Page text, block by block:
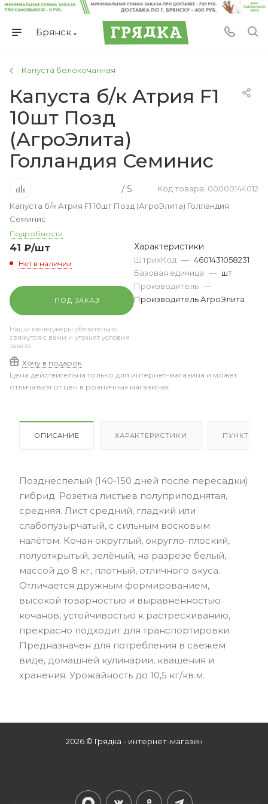
Брянск
Капуста белокочанная
Капуста б/к Атрия F1
10шт Позд
(АгроЭлита)
Голландия Семинис
/ 5
Код товара: 00000144012
Капуста б/к Атрия F1 10шт Позд (АгроЭлита) Голландия
Семинис
Подробности
41 ₽/шт
Нет в наличии
ПОД ЗАКАЗ
Наши менеджеры обязательно
свяжутся с вами и уточнят условия
заказа
Хочу в подарок
Характеристики
ШтрихКод — 4601431058231
Базовая единица — шт
Производитель —
Производитель АгроЭлита
Цена действительна только для интернет-магазина и может
отличаться от цен в розничных магазинах
ОПИСАНИЕ ХАРАКТЕРИСТИКИ ПУНКТЫ
Позднеспелый (140-150 дней после пересадки)
гибрид. Розетка листьев полуприподнятая,
средняя. Лист средний, гладкий или
слабопузырчатый, с сильным восковым
налётом. Кочан округлый, округло-плоский,
полуоткрытый, зелёный, на разрезе белый,
массой до 8 кг, плотный, отличного вкуса.
Отличается дружным формированием,
высокой товарностью и выравненностью
кочанов, устойчивостью к растрескиванию,
прекрасно подходит для транспортировки.
Предназначен для потребления в свежем
виде, домашней кулинарии, квашения и
хранения. Урожайность до 10,5 кг/кв.м.
2026 © Грядка - интернет-магазин